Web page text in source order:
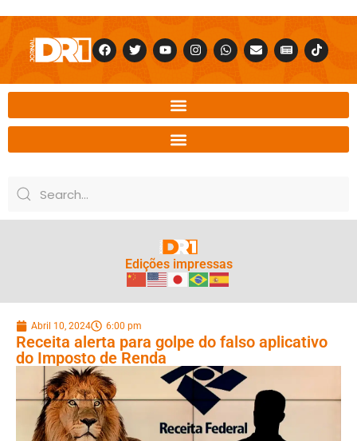
Edições impressas
Abril 10, 2024 6:00 pm
Receita alerta para golpe do falso aplicativo
do Imposto de Renda